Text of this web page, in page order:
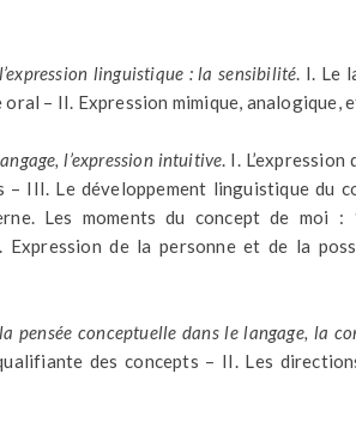
linguistique : la sensibilité. I. Le
– II. Expression mimique, analogique,
l’expression intuitive. I.
– III. Le développement linguistique du
Les moments du concept de moi :
Expression de la personne et de la
la pensée conceptuelle dans le langage, la
des concepts – II. Les